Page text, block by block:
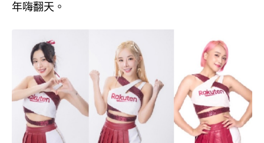
年嗨翻天。